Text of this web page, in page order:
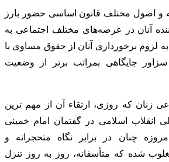
و اصول مختلف قانون اساسی حضور بارز
آنان در عرصه‌های مختلف اجتماعی به
لزوم برخورداری آنان از حقوق مساوی با
جایگاهی بمراتب برتر از وضعیت
زنان که روزی، ارتقاء آن از مهم ترین
انقلاب اسلامی در گفتمان امام خمینی
چنان در برابر نگاه متحجرانه و
شده که متأسفانه، روز به روز تنزل